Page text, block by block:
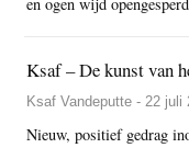
Ksaf – De kunst van
Ksaf Vandeputte - 22 juli
Nieuw, positief gedrag